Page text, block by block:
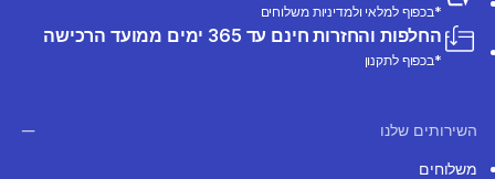
*בכפוף למלאי ולמדיניות משלוחים
החלפות והחזרות חינם עד 365 ימים ממועד הרכישה
*בכפוף לתקנון
השירותים שלנו
משלוחים